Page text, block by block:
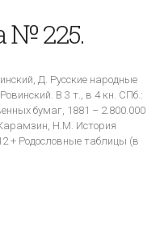
№ 225.
Д. Русские народные
В 3 т., в 4 кн. СПб.:
бумаг, 1881 – 2.800.000
Н.М. История
+ Родословные таблицы (в